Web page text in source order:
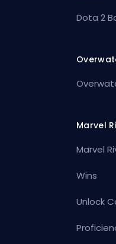
Dota 2
Marvel
Marvel
Wins
Unlock